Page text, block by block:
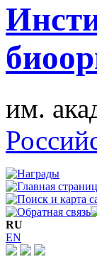
им.
RU
EN